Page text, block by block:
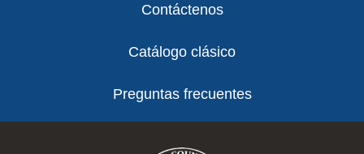
Contáctenos
Catálogo clásico
Preguntas frecuentes